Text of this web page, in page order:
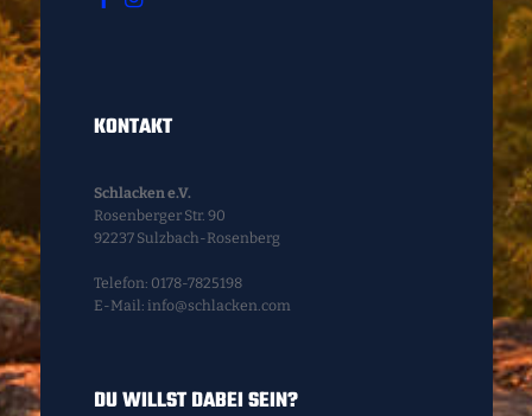
KONTAKT
Schlacken e.V.
Rosenberger Str. 90
92237 Sulzbach-Rosenberg
Telefon: 0178-7825198
E-Mail: info@schlacken.com
DU WILLST DABEI SEIN?